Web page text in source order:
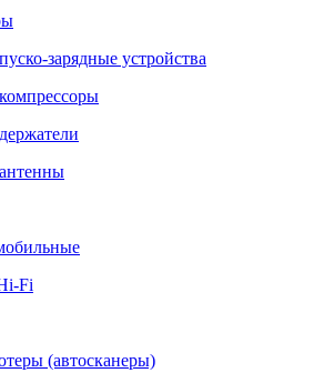
зарядные устройства
Fi
(автосканеры)